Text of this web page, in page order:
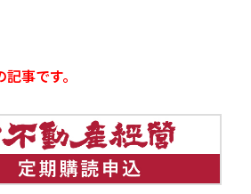
事です。